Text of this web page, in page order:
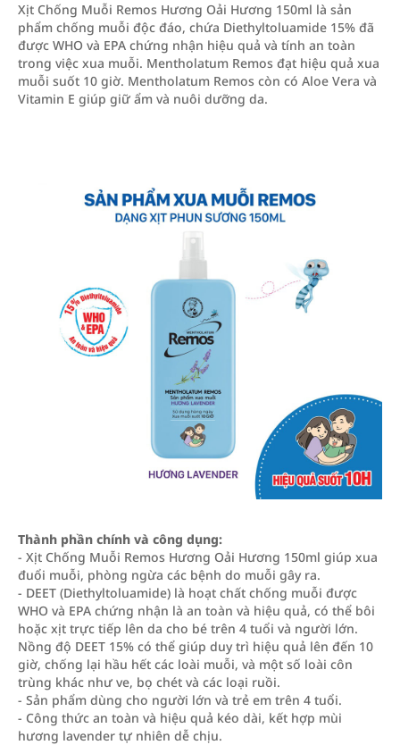
Xịt Chống Muỗi Remos Hương Oải Hương 150ml là sản
phẩm chống muỗi độc đáo, chứa Diethyltoluamide 15% đã
được WHO và EPA chứng nhận hiệu quả và tính an toàn
trong việc xua muỗi. Mentholatum Remos đạt hiệu quả xua
muỗi suốt 10 giờ. Mentholatum Remos còn có Aloe Vera và
Vitamin E giúp giữ ẩm và nuôi dưỡng da.
Thành phần chính và công dụng:
- Xịt Chống Muỗi Remos Hương Oải Hương 150ml giúp xua
đuổi muỗi, phòng ngừa các bệnh do muỗi gây ra.
- DEET (Diethyltoluamide) là hoạt chất chống muỗi được
WHO và EPA chứng nhận là an toàn và hiệu quả, có thể bôi
hoặc xịt trực tiếp lên da cho bé trên 4 tuổi và người lớn.
Nồng độ DEET 15% có thể giúp duy trì hiệu quả lên đến 10
giờ, chống lại hầu hết các loài muỗi, và một số loài côn
trùng khác như ve, bọ chét và các loại ruồi.
- Sản phẩm dùng cho người lớn và trẻ em trên 4 tuổi.
- Công thức an toàn và hiệu quả kéo dài, kết hợp mùi
hương lavender tự nhiên dễ chịu.